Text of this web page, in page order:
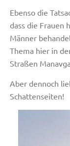
Ebenso die
dass die Frauen
Männer
Thema hier in
Straßen
Aber dennoch
Schattenseiten!